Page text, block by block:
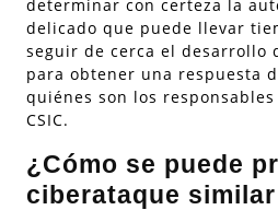
determinar con certeza la
delicado que puede llevar
seguir de cerca el desarrollo
para obtener una respuesta
quiénes son los
CSIC.
¿Cómo se puede
ciberataque